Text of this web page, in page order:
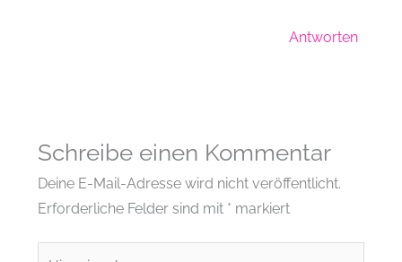
Antworten
Schreibe einen Kommentar
Deine E-Mail-Adresse wird nicht veröffentlicht.
Erforderliche Felder sind mit * markiert